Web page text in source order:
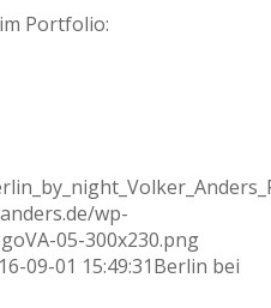
Portfolio:
wp-
05-300x230.png
09-01 15:49:31Berlin bei